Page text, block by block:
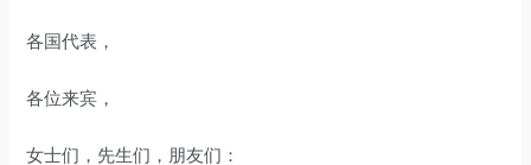
各国代表，
各位来宾，
女士们，先生们，朋友们：